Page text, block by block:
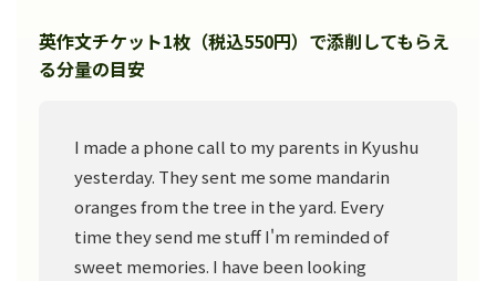
英作文チケット1枚（税込550円）で添削してもらえ
る分量の目安
I made a phone call to my parents in Kyushu
yesterday. They sent me some mandarin
oranges from the tree in the yard. Every
time they send me stuff I'm reminded of
sweet memories. I have been looking